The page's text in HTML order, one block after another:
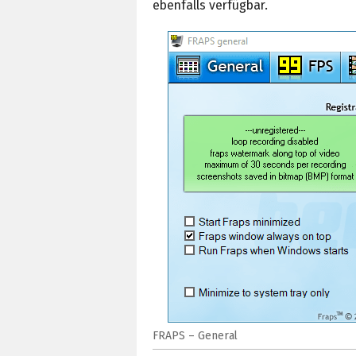
ebenfalls verfügbar.
FRAPS – General